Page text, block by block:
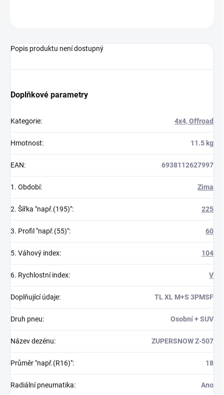
Popis produktu není dostupný
Doplňkové parametry
Kategorie: 4x4, Offroad
Hmotnost: 11.5 kg
EAN: 6938112627997
1. Období: Zima
2. Šířka "např.(195)": 225
3. Profil "např.(55)": 60
5. Váhový index: 104
6. Rychlostní index: V
Doplňující údaje: TL XL M+S 3PMSF
Druh pneu: Osobní + SUV
Název dezénu: ZUPERSNOW Z-507
Průměr "např.(R16)": 18
Radiální pneumatika: Ano